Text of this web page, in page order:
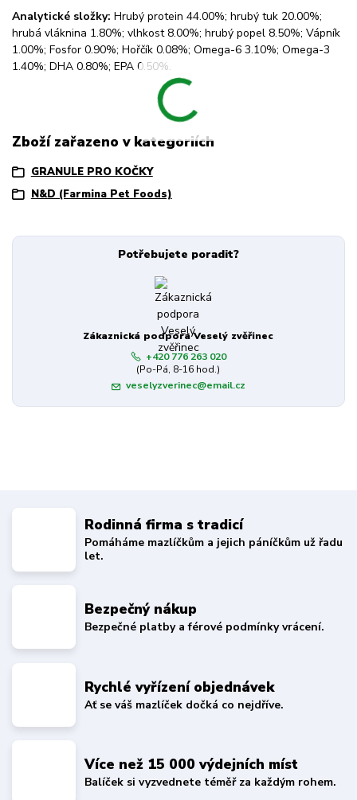
Analytické složky: Hrubý protein 44.00%; hrubý tuk 20.00%;
hrubá vláknina 1.80%; vlhkost 8.00%; hrubý popel 8.50%; Vápník
1.00%; Fosfor 0.90%; Hořčík 0.08%; Omega-6 3.10%; Omega-3
1.40%; DHA 0.80%; EPA 0.50%.
Zboží zařazeno v kategoriích
GRANULE PRO KOČKY
N&D (Farmina Pet Foods)
Potřebujete poradit?
Zákaznická podpora Veselý zvěřinec
+420 776 263 020
(Po-Pá, 8-16 hod.)
veselyzverinec@email.cz
Rodinná firma s tradicí
Pomáháme mazlíčkům a jejich páníčkům už řadu
let.
Bezpečný nákup
Bezpečné platby a férové podmínky vrácení.
Rychlé vyřízení objednávek
Ať se váš mazlíček dočká co nejdříve.
Více než 15 000 výdejních míst
Balíček si vyzvednete téměř za každým rohem.